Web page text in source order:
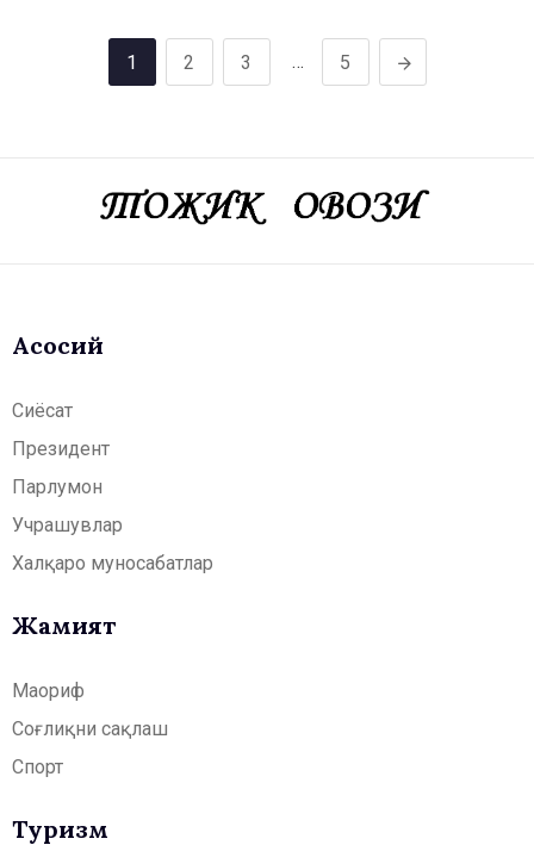
1 2 3 … 5
Асосий
Сиёсат
Президент
Парлумон
Учрашувлар
Халқаро муносабатлар
Жамият
Маориф
Соғлиқни сақлаш
Спорт
Туризм